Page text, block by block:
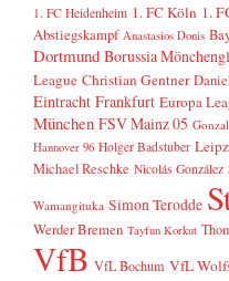
1. FC Heidenheim 1. FC Köln 1.
Abstiegskampf Anastasios Donis
Dortmund Borussia
League Christian Gentner
Eintracht Frankfurt Europa
München FSV Mainz 05
Hannover 96 Holger Badstuber
Michael Reschke Nicolás González
Wamangituka Simon Terodde
Werder Bremen Tayfun Korkut
VfB VfL Bochum VfL